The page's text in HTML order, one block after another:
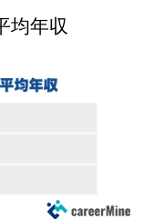
均年収